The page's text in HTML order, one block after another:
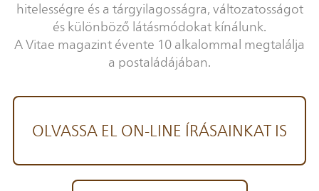
hitelességre és a tárgyilagosságra, változatosságot
és különböző látásmódokat kínálunk.
A Vitae magazint évente 10 alkalommal megtalálja
a postaládájában.
OLVASSA EL ON-LINE ÍRÁSAINKAT IS